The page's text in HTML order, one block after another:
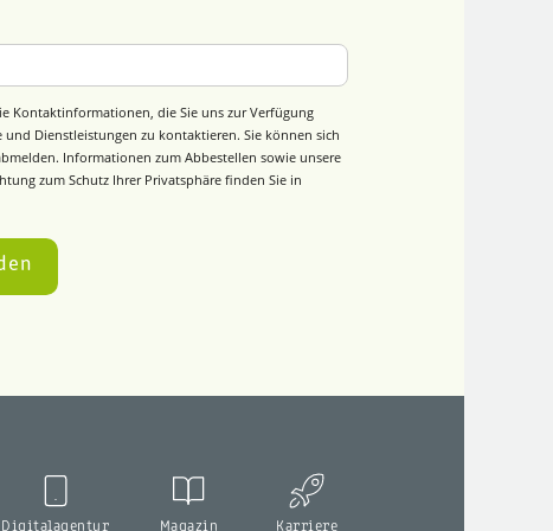
Kontaktinformationen, die Sie uns zur Verfügung
Dienstleistungen zu kontaktieren. Sie können sich
Informationen zum Abbestellen sowie unsere
zum Schutz Ihrer Privatsphäre finden Sie in
Digitalagentur Magazin Karriere